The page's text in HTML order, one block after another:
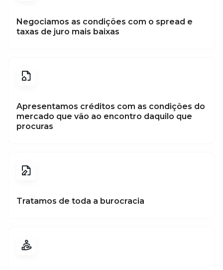
Negociamos as condições com o spread e
taxas de juro mais baixas
Apresentamos créditos com as condições do
mercado que vão ao encontro daquilo que
procuras
Tratamos de toda a burocracia